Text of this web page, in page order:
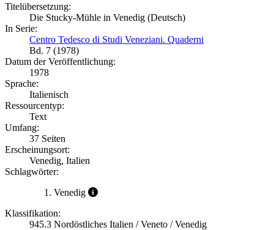
Titelübersetzung:
Die Stucky-Mühle in Venedig (Deutsch)
In Serie:
Centro Tedesco di Studi Veneziani. Quaderni
Bd. 7 (1978)
Datum der Veröffentlichung:
1978
Sprache:
Italienisch
Ressourcentyp:
Text
Umfang:
37 Seiten
Erscheinungsort:
Venedig, Italien
Schlagwörter:
Venedig
Klassifikation:
945.3 Nordöstliches Italien / Veneto / Venedig